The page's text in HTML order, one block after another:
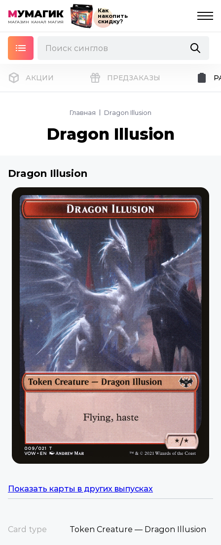
МУМАГИК
МАГАЗИН КАНАЛ МАГИЯ
Как
накопить
скидку?
АКЦИИ ПРЕДЗАКАЗЫ
Главная Dragon Illusion
Dragon Illusion
Dragon Illusion
Показать карты в других выпусках
Card type Token Creature — Dragon Illusion